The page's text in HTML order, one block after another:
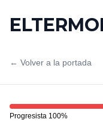
← Volver a la portada
Progresista 100%